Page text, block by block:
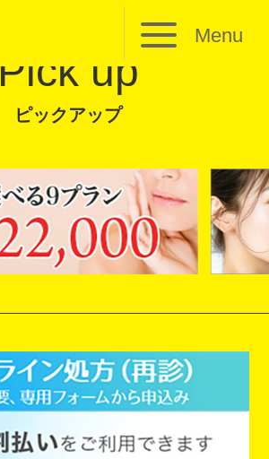
Menu
Pick up
ピックアップ